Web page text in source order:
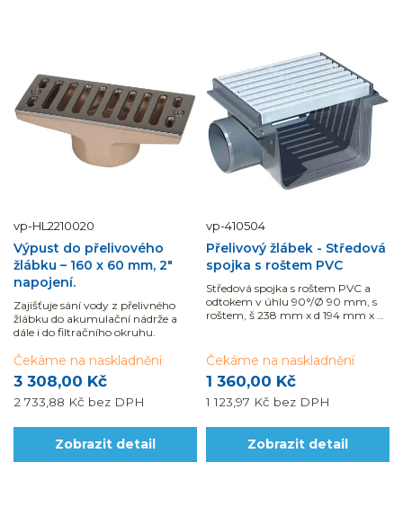
vp-HL2210020
Výpust do přelivového
žlábku – 160 x 60 mm, 2"
napojení.
Zajišťuje sání vody z přelivného
žlábku do akumulační nádrže a
dále i do filtračního okruhu.
3 308,00 Kč
2 733,88 Kč bez DPH
Čekáme na naskladnění
Zobrazit detail
vp-410504
Přelivový žlábek - Středová
spojka s roštem PVC
Středová spojka s roštem PVC a
odtokem v úhlu 90°/Ø 90 mm, s
roštem, š 238 mm x d 194 mm x v
1 360,00 Kč
1 123,97 Kč bez DPH
Čekáme na naskladnění
Zobrazit detail